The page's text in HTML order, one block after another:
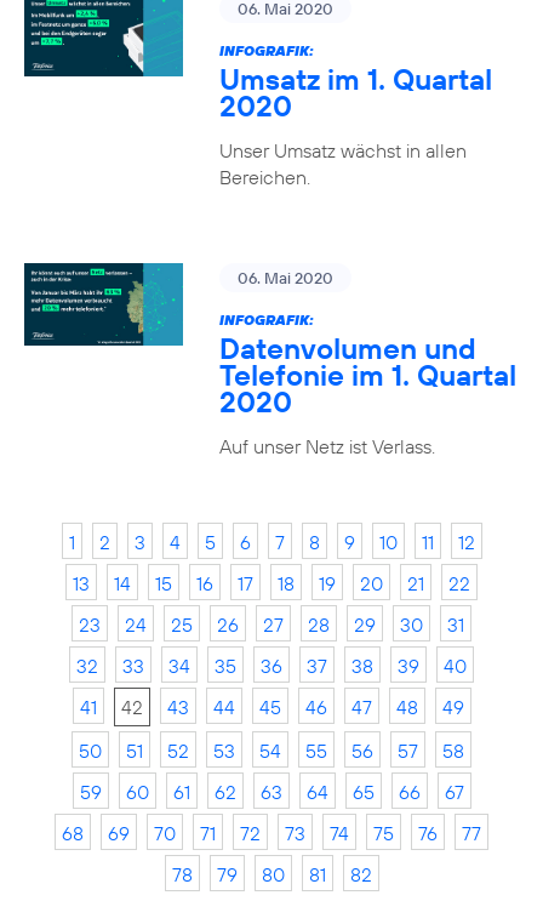
06. Mai 2020
INFOGRAFIK:
Umsatz im 1. Quartal
2020
Unser Umsatz wächst in allen
Bereichen.
06. Mai 2020
INFOGRAFIK:
Datenvolumen und
Telefonie im 1. Quartal
2020
Auf unser Netz ist Verlass.
1 2 3 4 5 6 7 8 9 10 11
12
13
14 15 16 17 18 19 20 21
22
23
24 25 26 27 28 29 30
31
32
33 34 35 36 37 38 39
40
41
42 43 44 45 46 47 48
49
50
51 52 53 54 55 56 57
58
59
60 61 62 63 64 65 66
67
68
69 70 71 72 73 74 75 76
77
78
79 80 81 82